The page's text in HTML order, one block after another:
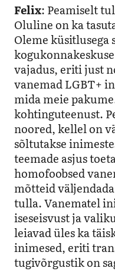
Felix: Peamiselt
Oluline on ka
Oleme küsitlusega
vajadus, eriti just
vanemad LGBT+
mida meie
kohtinguteenust.
noored, kellel on
sõltutakse
teemade asjus
homofoobsed
mõtteid
tulla. Vanematel
iseseisvust ja
leiavad üles ka
inimesed, eriti
tugivõrgustik on